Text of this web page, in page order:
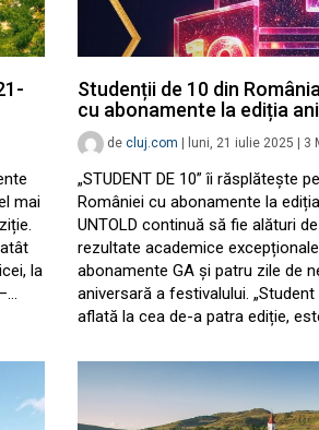
mai
la
Studenții de 10 din
cu abonamente la ediția
de cluj.com luni, 21 iulie 2025 3
„STUDENT DE 10” îi răsplătește
României cu abonamente la
UNTOLD continuă să fie alături
rezultate academice
abonamente GA și patru zile de
aniversară a festivalului. „Student
aflată la cea de-a patra ediție,